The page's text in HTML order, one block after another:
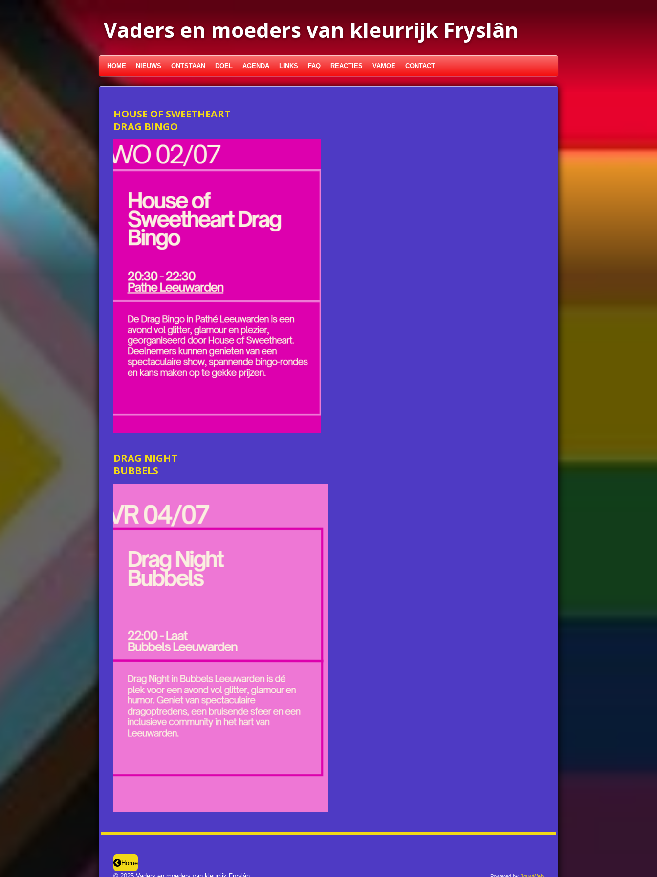
Vaders en moeders van kleurrijk Fryslân
HOME NIEUWS ONTSTAAN DOEL AGENDA LINKS FAQ REACTIES VAMOE CONTACT
HOUSE OF SWEETHEART
DRAG BINGO
DRAG NIGHT
BUBBELS
Home